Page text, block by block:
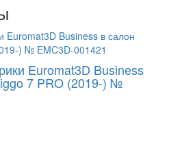
Euromat3D Business
7 PRO (2019-) №